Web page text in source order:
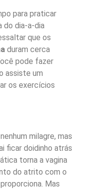
para praticar
do dia-a-dia
que os
duram cerca
pode fazer
assiste um
os exercícios
milagre, mas
ficar doidinho atrás
torna a vagina
do atrito com o
Mas